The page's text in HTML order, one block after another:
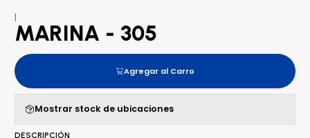
MARINA - 305
Agregar al Carro
Mostrar stock de ubicaciones
DESCRIPCIÓN